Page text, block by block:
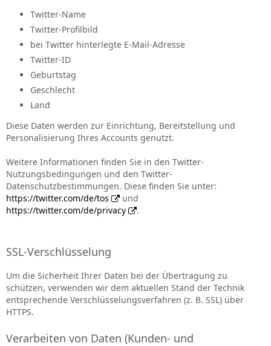
Twitter-Name
Twitter-Profilbild
bei Twitter hinterlegte E-Mail-Adresse
Twitter-ID
Geburtstag
Geschlecht
Land
Diese Daten werden zur Einrichtung, Bereitstellung und
Personalisierung Ihres Accounts genutzt.
Weitere Informationen finden Sie in den Twitter-
Nutzungsbedingungen und den Twitter-
Datenschutzbestimmungen. Diese finden Sie unter:
https://twitter.com/de/tos
und
https://twitter.com/de/privacy
.
SSL-Verschlüsselung
Um die Sicherheit Ihrer Daten bei der Übertragung zu
schützen, verwenden wir dem aktuellen Stand der Technik
entsprechende Verschlüsselungsverfahren (z. B. SSL) über
HTTPS.
Verarbeiten von Daten (Kunden- und